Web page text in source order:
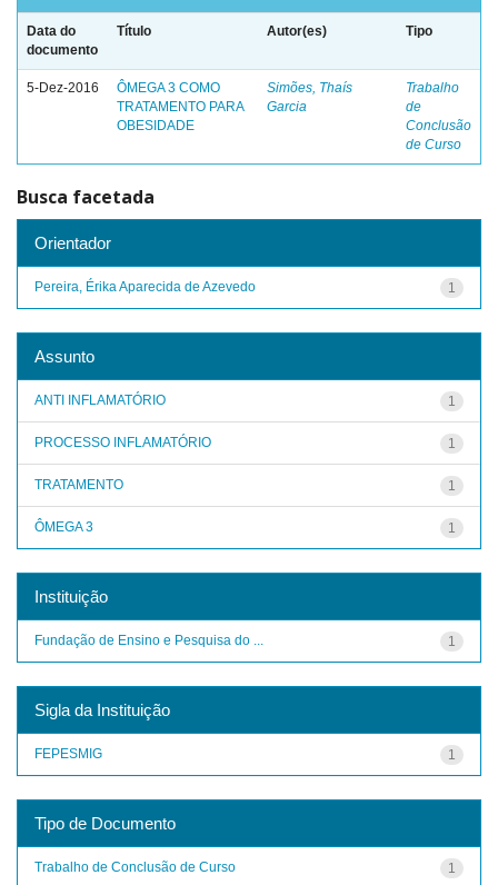
Data do
documento
Título Autor(es) Tipo
5-Dez-2016
ÔMEGA 3 COMO
TRATAMENTO PARA
OBESIDADE
Simões, Thaís
Garcia
Trabalho
de
Conclusão
de Curso
Busca facetada
Orientador
1
Pereira, Érika Aparecida de Azevedo
Assunto
1
ANTI INFLAMATÓRIO
1
PROCESSO INFLAMATÓRIO
1
TRATAMENTO
1
ÔMEGA 3
Instituição
1
Fundação de Ensino e Pesquisa do ...
Sigla da Instituição
1
FEPESMIG
Tipo de Documento
1
Trabalho de Conclusão de Curso